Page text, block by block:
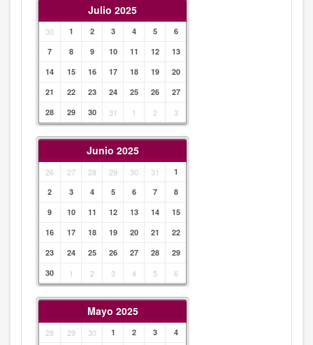
Julio 2025
30 1 2 3 4 5
6
7
8 9 10 11 12
13
14
15 16 17 18 19
20
21
22 23 24 25 26
27
28
29 30 31 1 2 3
Junio 2025
26 27 28 29 30 31
1
2
3 4 5 6 7
8
9
10 11 12 13 14
15
16
17 18 19 20 21
22
23
24 25 26 27 28
29
30
1 2 3 4 5 6
Mayo 2025
28 29 30 1 2 3 4